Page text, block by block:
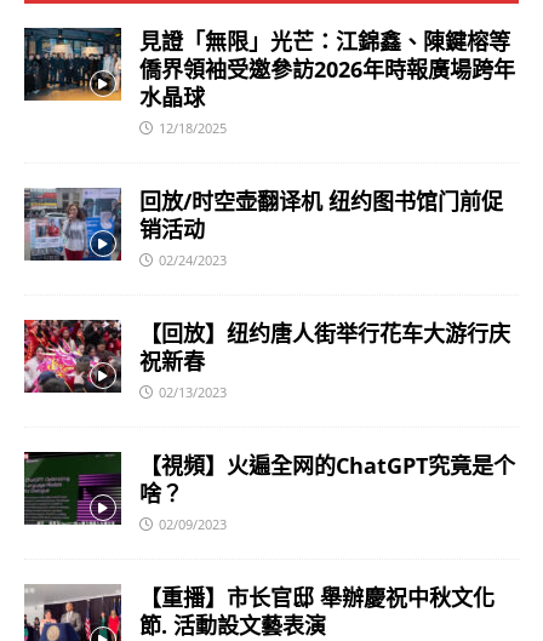
見證「無限」光芒：江錦鑫、陳鍵榕等
僑界領袖受邀參訪2026年時報廣場跨年
水晶球
12/18/2025
回放/时空壶翻译机 纽约图书馆门前促
销活动
02/24/2023
【回放】纽约唐人街举行花车大游行庆
祝新春
02/13/2023
【視頻】火遍全网的ChatGPT究竟是个
啥？
02/09/2023
【重播】市长官邸 舉辦慶祝中秋文化
節. 活動設文藝表演